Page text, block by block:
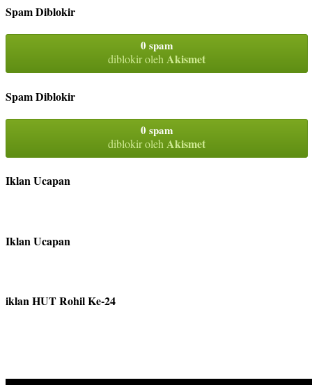
Spam Diblokir
0 spam
diblokir olehAkismet
Spam Diblokir
0 spam
diblokir oleh Akismet
Iklan Ucapan
Iklan Ucapan
iklan HUT Rohil Ke-24